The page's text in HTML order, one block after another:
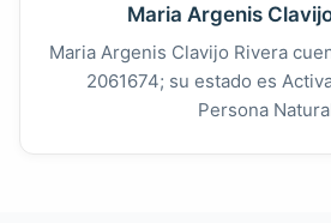
Maria Argenis
Maria Argenis Clavijo Rivera
2061674; su estado es
Persona